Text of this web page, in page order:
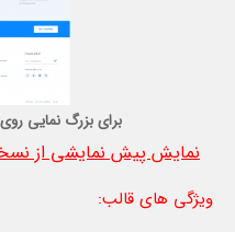
برای بزرگ نمایی
نمایش پیش نمایشی از
ویژگی های قالب: